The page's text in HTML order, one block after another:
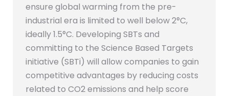
ensure global warming from the pre-
industrial era is limited to well below 2°C,
ideally 1.5°C. Developing SBTs and
committing to the Science Based Targets
initiative (SBTi) will allow companies to gain
competitive advantages by reducing costs
related to CO2 emissions and help score